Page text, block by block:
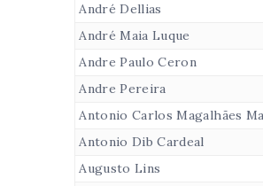
André Dellias
André Maia Luque
Andre Paulo Ceron
Andre Pereira
Antonio Carlos Magalhães
Antonio Dib Cardeal
Augusto Lins